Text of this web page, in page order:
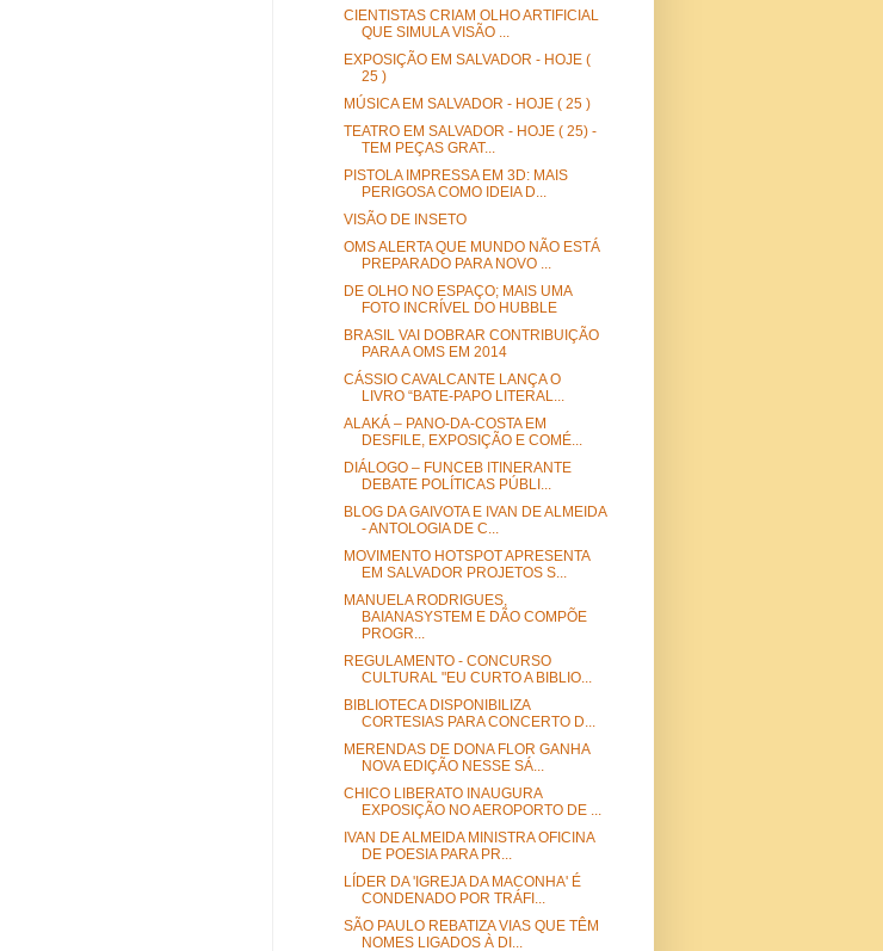
CIENTISTAS CRIAM OLHO ARTIFICIAL
QUE SIMULA VISÃO ...
EXPOSIÇÃO EM SALVADOR - HOJE (
25 )
MÚSICA EM SALVADOR - HOJE ( 25 )
TEATRO EM SALVADOR - HOJE ( 25) -
TEM PEÇAS GRAT...
PISTOLA IMPRESSA EM 3D: MAIS
PERIGOSA COMO IDEIA D...
VISÃO DE INSETO
OMS ALERTA QUE MUNDO NÃO ESTÁ
PREPARADO PARA NOVO ...
DE OLHO NO ESPAÇO; MAIS UMA
FOTO INCRÍVEL DO HUBBLE
BRASIL VAI DOBRAR CONTRIBUIÇÃO
PARA A OMS EM 2014
CÁSSIO CAVALCANTE LANÇA O
LIVRO “BATE-PAPO LITERAL...
ALAKÁ – PANO-DA-COSTA EM
DESFILE, EXPOSIÇÃO E COMÉ...
DIÁLOGO – FUNCEB ITINERANTE
DEBATE POLÍTICAS PÚBLI...
BLOG DA GAIVOTA E IVAN DE ALMEIDA
- ANTOLOGIA DE C...
MOVIMENTO HOTSPOT APRESENTA
EM SALVADOR PROJETOS S...
MANUELA RODRIGUES,
BAIANASYSTEM E DÃO COMPÕE
PROGR...
REGULAMENTO - CONCURSO
CULTURAL "EU CURTO A BIBLIO...
BIBLIOTECA DISPONIBILIZA
CORTESIAS PARA CONCERTO D...
MERENDAS DE DONA FLOR GANHA
NOVA EDIÇÃO NESSE SÁ...
CHICO LIBERATO INAUGURA
EXPOSIÇÃO NO AEROPORTO DE ...
IVAN DE ALMEIDA MINISTRA OFICINA
DE POESIA PARA PR...
LÍDER DA 'IGREJA DA MACONHA' É
CONDENADO POR TRÁFI...
SÃO PAULO REBATIZA VIAS QUE TÊM
NOMES LIGADOS À DI...